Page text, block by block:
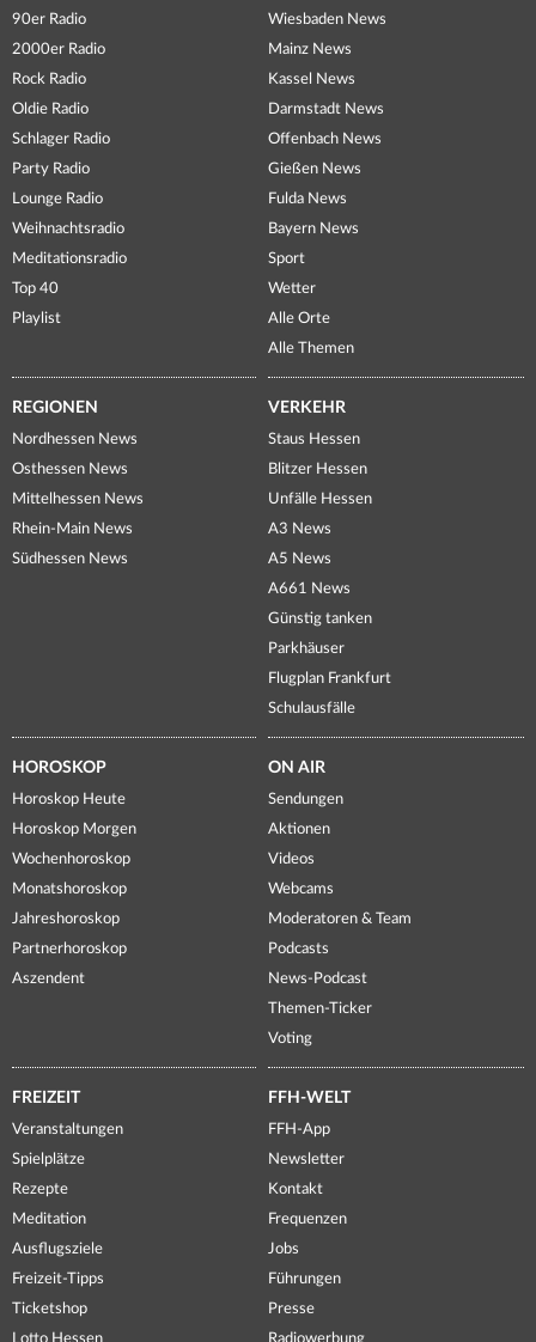
90er Radio
2000er Radio
Rock Radio
Oldie Radio
Schlager Radio
Party Radio
Lounge Radio
Weihnachtsradio
Meditationsradio
Top 40
Playlist
Wiesbaden News
Mainz News
Kassel News
Darmstadt News
Offenbach News
Gießen News
Fulda News
Bayern News
Sport
Wetter
Alle Orte
Alle Themen
REGIONEN
Nordhessen News
Osthessen News
Mittelhessen News
Rhein-Main News
Südhessen News
VERKEHR
Staus Hessen
Blitzer Hessen
Unfälle Hessen
A3 News
A5 News
A661 News
Günstig tanken
Parkhäuser
Flugplan Frankfurt
Schulausfälle
HOROSKOP
Horoskop Heute
Horoskop Morgen
Wochenhoroskop
Monatshoroskop
Jahreshoroskop
Partnerhoroskop
Aszendent
ON AIR
Sendungen
Aktionen
Videos
Webcams
Moderatoren & Team
Podcasts
News-Podcast
Themen-Ticker
Voting
FREIZEIT
Veranstaltungen
Spielplätze
Rezepte
Meditation
Ausflugsziele
Freizeit-Tipps
Ticketshop
Lotto Hessen
FFH-WELT
FFH-App
Newsletter
Kontakt
Frequenzen
Jobs
Führungen
Presse
Radiowerbung